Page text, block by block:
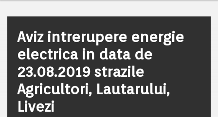
Aviz intrerupere energie
electrica in data de
23.08.2019 strazile
Agricultori, Lautarului,
Livezi